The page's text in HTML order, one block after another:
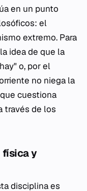
en un punto
el
extremo. Para
idea de que la
o, por el
no niega la
cuestiona
través de los
física y
disciplina es